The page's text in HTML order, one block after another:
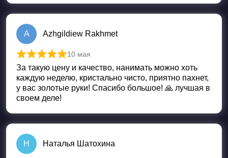
A Azhgildiew Rakhmet
Оценка
10 мая
За такую цену и качество, нанимать можно хоть
каждую неделю, кристально чисто, приятно пахнет,
у вас золотые руки! Спасибо большое! 🙏 лучшая в
своем деле!
Н Наталья Шатохина